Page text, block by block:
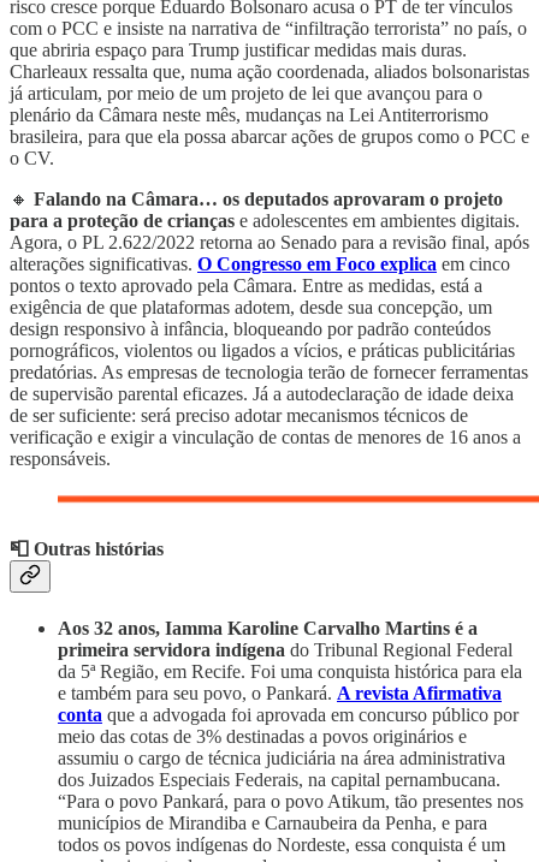
risco cresce porque Eduardo Bolsonaro acusa o PT de ter vínculos
com o PCC e insiste na narrativa de “infiltração terrorista” no país, o
que abriria espaço para Trump justificar medidas mais duras.
Charleaux ressalta que, numa ação coordenada, aliados bolsonaristas
já articulam, por meio de um projeto de lei que avançou para o
plenário da Câmara neste mês, mudanças na Lei Antiterrorismo
brasileira, para que ela possa abarcar ações de grupos como o PCC e
o CV.
🔸 Falando na Câmara… os deputados aprovaram o projeto
para a proteção de crianças e adolescentes em ambientes digitais.
Agora, o PL 2.622/2022 retorna ao Senado para a revisão final, após
alterações significativas. O Congresso em Foco explica em cinco
pontos o texto aprovado pela Câmara. Entre as medidas, está a
exigência de que plataformas adotem, desde sua concepção, um
design responsivo à infância, bloqueando por padrão conteúdos
pornográficos, violentos ou ligados a vícios, e práticas publicitárias
predatórias. As empresas de tecnologia terão de fornecer ferramentas
de supervisão parental eficazes. Já a autodeclaração de idade deixa
de ser suficiente: será preciso adotar mecanismos técnicos de
verificação e exigir a vinculação de contas de menores de 16 anos a
responsáveis.
📮 Outras histórias
Aos 32 anos, Iamma Karoline Carvalho Martins é a
primeira servidora indígena do Tribunal Regional Federal
da 5ª Região, em Recife. Foi uma conquista histórica para ela
e também para seu povo, o Pankará. A revista Afirmativa
conta que a advogada foi aprovada em concurso público por
meio das cotas de 3% destinadas a povos originários e
assumiu o cargo de técnica judiciária na área administrativa
dos Juizados Especiais Federais, na capital pernambucana.
“Para o povo Pankará, para o povo Atikum, tão presentes nos
municípios de Mirandiba e Carnaubeira da Penha, e para
todos os povos indígenas do Nordeste, essa conquista é um